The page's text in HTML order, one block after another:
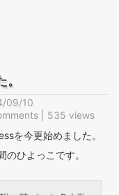
09/10
| 535 views
を今更始めました。
ひよっこです。